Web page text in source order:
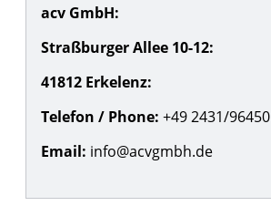
acv GmbH:
Straßburger Allee 10-12:
41812 Erkelenz:
Telefon / Phone: +49 2431/96450
Email: info@acvgmbh.de